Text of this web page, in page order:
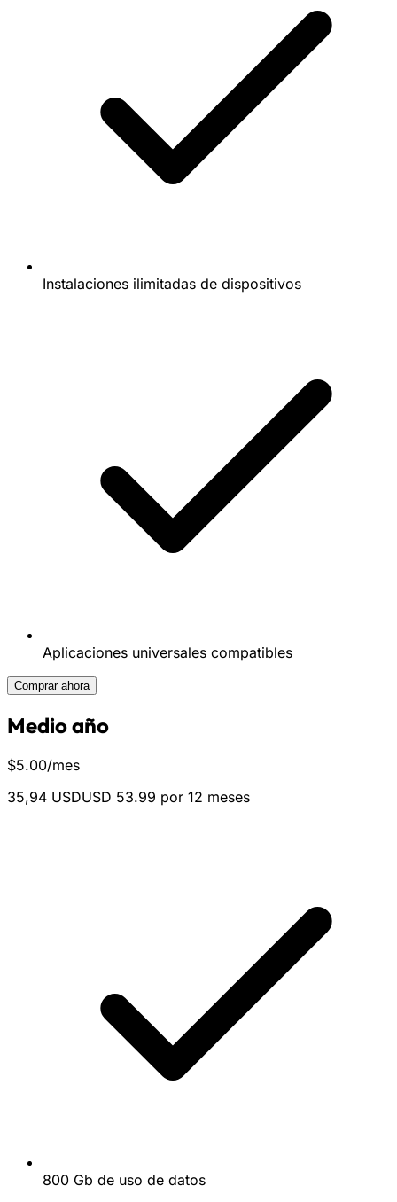
Instalaciones ilimitadas de dispositivos
Aplicaciones universales compatibles
Comprar ahora
Medio año
$5.00/mes
35,94 USDUSD 53.99 por 12 meses
800 Gb de uso de datos